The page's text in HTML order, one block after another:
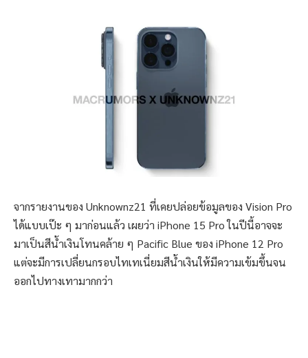
จากรายงานของ Unknownz21 ที่เคยปล่อยข้อมูลของ Vision Pro
ได้แบบเป๊ะ ๆ มาก่อนแล้ว เผยว่า iPhone 15 Pro ในปีนี้อาจจะ
มาเป็นสีน้ำเงินโทนคล้าย ๆ Pacific Blue ของ iPhone 12 Pro
แต่จะมีการเปลี่ยนกรอบไทเทเนี่ยมสีน้ำเงินให้มีความเข้มขึ้นจน
ออกไปทางเทามากกว่า